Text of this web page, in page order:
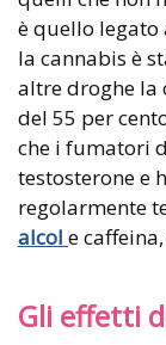
è quello
la cannabis è
altre droghe
del 55 per
che i fumatori
testosterone e
regolarmente
alcol e
Gli effetti